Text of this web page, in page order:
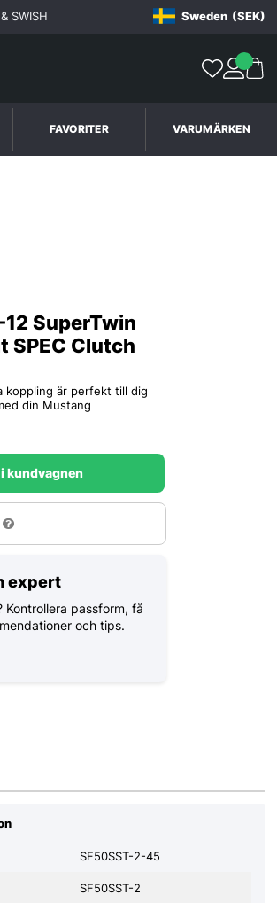
SWISH Sweden (SEK)
FAVORITER VARUMÄRKEN
SuperTwin
SPEC Clutch
koppling är perfekt till dig
din Mustang
kundvagnen
expert
Kontrollera passform, få
och tips.
SF50SST-2
SF50SST-2-45